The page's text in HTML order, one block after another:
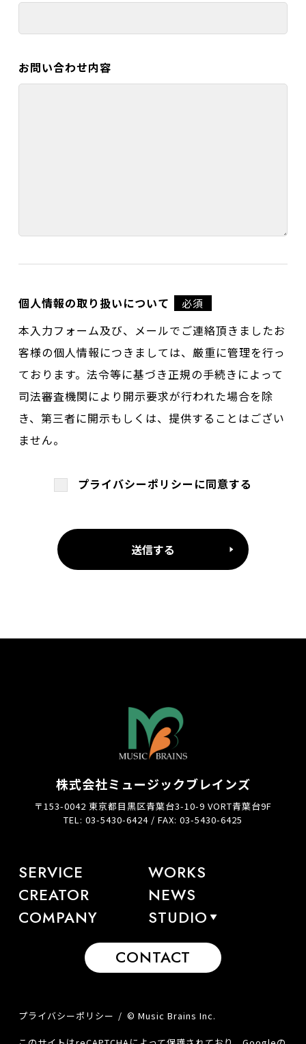
お問い合わせ内容
個人情報の取り扱いについて 必須
本入力フォーム及び、メールでご連絡頂きましたお
客様の個人情報につきましては、厳重に管理を行っ
ております。法令等に基づき正規の手続きによって
司法審査機関により開示要求が行われた場合を除
き、第三者に開示もしくは、提供することはござい
ません。
プライバシーポリシーに同意する
株式会社ミュージックブレインズ
〒153-0042 東京都目黒区青葉台3-10-9 VORT青葉台9F
TEL: 03-5430-6424 / FAX: 03-5430-6425
SERVICE
WORKS
CREATOR
NEWS
COMPANY
STUDIO
CONTACT
プライバシーポリシー © Music Brains Inc.